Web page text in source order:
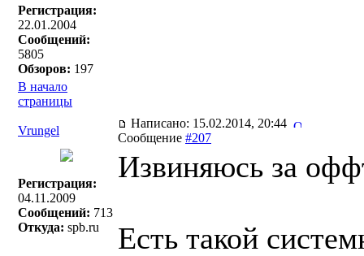
Регистрация:
22.01.2004
Сообщений:
5805
Обзоров: 197
В начало
страницы
Vrungel
Написано: 15.02.2014, 20:44
Сообщение #207
Регистрация:
04.11.2009
Сообщений: 713
Откуда: spb.ru
Извиняюсь за
Есть такой